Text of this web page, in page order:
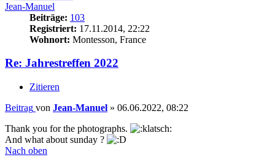
Jean-Manuel
Beiträge: 103
Registriert: 17.11.2014, 22:22
Wohnort: Montesson, France
Re: Jahrestreffen 2022
Zitieren
Beitrag von Jean-Manuel » 06.06.2022, 08:22
Thank you for the photographs.
And what about sunday ?
Nach oben